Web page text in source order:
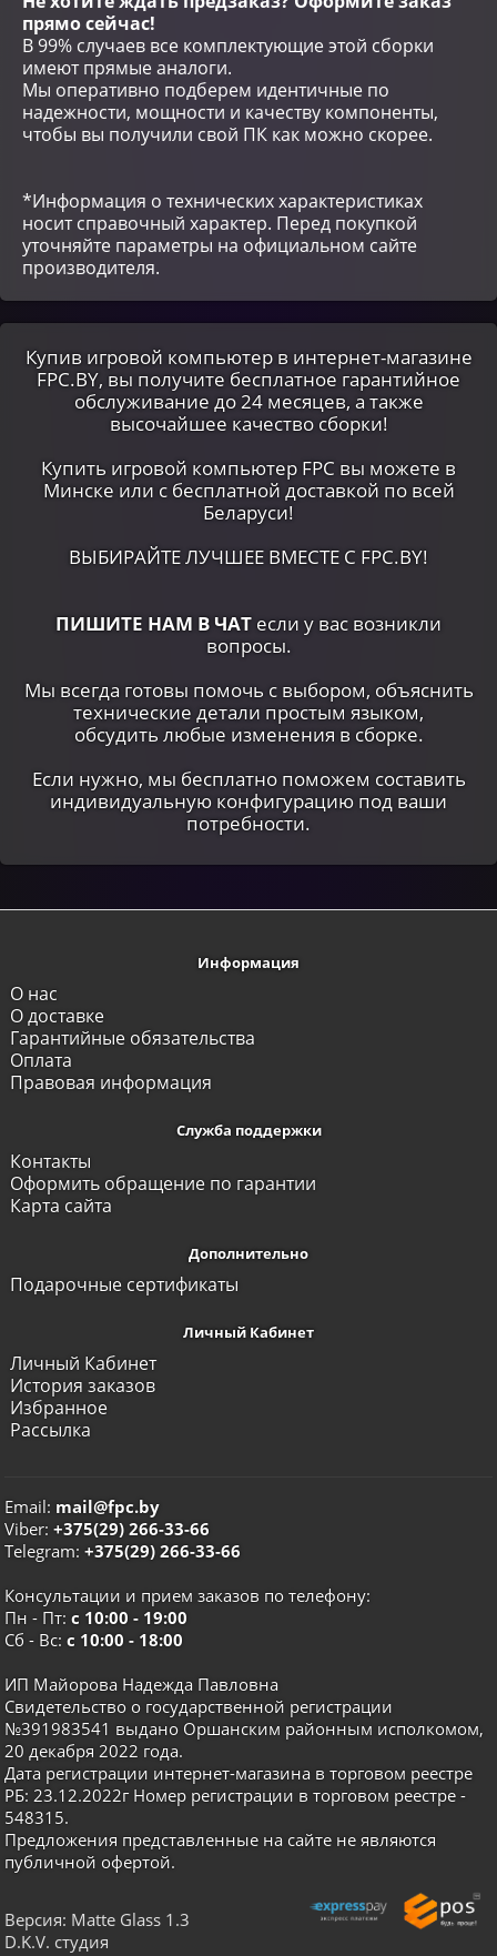
прямо сейчас!
В 99% случаев все комплектующие этой сборки
имеют прямые аналоги.
Мы оперативно подберем идентичные по
надежности, мощности и качеству компоненты,
чтобы вы получили свой ПК как можно скорее.
*Информация о технических характеристиках
носит справочный характер. Перед покупкой
уточняйте параметры на официальном сайте
производителя.
Купив игровой компьютер в интернет-магазине
FPC.BY, вы получите бесплатное гарантийное
обслуживание до 24 месяцев, а также
высочайшее качество сборки!
Купить игровой компьютер FPC вы можете в
Минске или c бесплатной доставкой по всей
Беларуси!
ВЫБИРАЙТЕ ЛУЧШЕЕ ВМЕСТЕ С FPC.BY!
ПИШИТЕ НАМ В ЧАТ если у вас возникли
вопросы.
Мы всегда готовы помочь с выбором, объяснить
технические детали простым языком,
обсудить любые изменения в сборке.
Если нужно, мы бесплатно поможем составить
индивидуальную конфигурацию под ваши
потребности.
Информация
О нас
О доставке
Гарантийные обязательства
Оплата
Правовая информация
Служба поддержки
Контакты
Оформить обращение по гарантии
Карта сайта
Дополнительно
Подарочные сертификаты
Личный Кабинет
Личный Кабинет
История заказов
Избранное
Рассылка
Email: mail@fpc.by
Viber:+375(29) 266-33-66
Telegram:+375(29) 266-33-66
Консультации и прием заказов по телефону:
Пн - Пт:с 10:00 - 19:00
Сб - Вс:с 10:00 - 18:00
ИП Майорова Надежда Павловна
Свидетельство о государственной регистрации
№391983541 выдано Оршанским районным исполкомом,
20 декабря 2022 года.
Дата регистрации интернет-магазина в торговом реестре
РБ: 23.12.2022г Номер регистрации в торговом реестре -
548315.
Предложения представленные на сайте не являются
публичной офертой.
Версия: Matte Glass 1.3
D.K.V. студия